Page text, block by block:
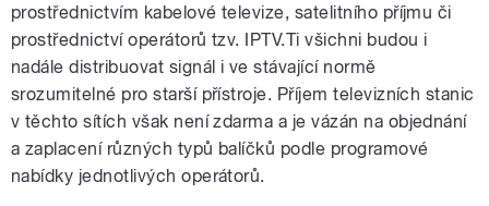
prostřednictvím kabelové televize, satelitního příjmu či
prostřednictví operátorů tzv. IPTV.Ti všichni budou i
nadále distribuovat signál i ve stávající normě
srozumitelné pro starší přístroje. Příjem televizních stanic
v těchto sítích však není zdarma a je vázán na objednání
a zaplacení různých typů balíčků podle programové
nabídky jednotlivých operátorů.